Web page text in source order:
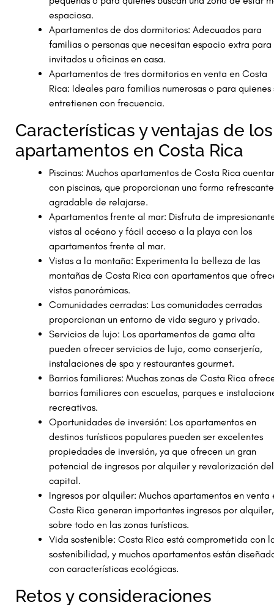
espaciosa.
Apartamentos de dos dormitorios: Adecuados para
familias o personas que necesitan espacio extra para
invitados u oficinas en casa.
Apartamentos de tres dormitorios en venta en Costa
Rica: Ideales para familias numerosas o para quienes
entretienen con frecuencia.
Características y ventajas de los
apartamentos en Costa Rica
Piscinas: Muchos apartamentos de Costa Rica
con piscinas, que proporcionan una forma
agradable de relajarse.
Apartamentos frente al mar: Disfruta de
vistas al océano y fácil acceso a la playa con los
apartamentos frente al mar.
Vistas a la montaña: Experimenta la belleza de las
montañas de Costa Rica con apartamentos que
vistas panorámicas.
Comunidades cerradas: Las comunidades cerradas
proporcionan un entorno de vida seguro y privado.
Servicios de lujo: Los apartamentos de gama alta
pueden ofrecer servicios de lujo, como conserjería,
instalaciones de spa y restaurantes gourmet.
Barrios familiares: Muchas zonas de Costa Rica
barrios familiares con escuelas, parques e
recreativas.
Oportunidades de inversión: Los apartamentos en
destinos turísticos populares pueden ser excelentes
propiedades de inversión, ya que ofrecen un gran
potencial de ingresos por alquiler y revalorización del
capital.
Ingresos por alquiler: Muchos apartamentos en venta
Costa Rica generan importantes ingresos por alquiler,
sobre todo en las zonas turísticas.
Vida sostenible: Costa Rica está comprometida con
sostenibilidad, y muchos apartamentos están
con características ecológicas.
Retos y consideraciones